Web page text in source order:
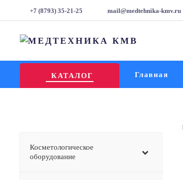
+7 (8793) 35-21-25 mail@medtehnika-kmv.ru
КАТАЛОГ Главная
Косметологическое
оборудование